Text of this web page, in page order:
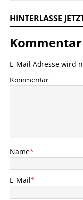
HINTERLASSE
E-Mail Adresse wird
Kommentar
Name*
E-Mail*